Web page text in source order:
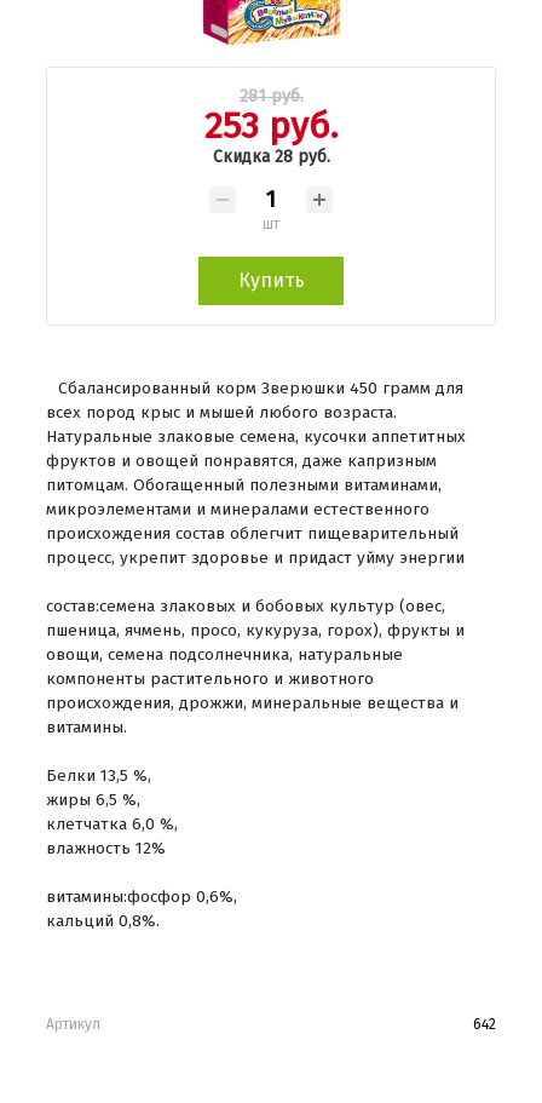
281 руб.
253 руб.
Скидка 28 руб.
шт
Купить
Сбалансированный корм Зверюшки 450 грамм для
всех пород крыс и мышей любого возраста.
Натуральные злаковые семена, кусочки аппетитных
фруктов и овощей понравятся, даже капризным
питомцам. Обогащенный полезными витаминами,
микроэлементами и минералами естественного
происхождения состав облегчит пищеварительный
процесс, укрепит здоровье и придаст уйму энергии
состав:семена злаковых и бобовых культур (овес,
пшеница, ячмень, просо, кукуруза, горох), фрукты и
овощи, семена подсолнечника, натуральные
компоненты растительного и животного
происхождения, дрожжи, минеральные вещества и
витамины.
Белки 13,5 %,
жиры 6,5 %,
клетчатка 6,0 %,
влажность 12%
витамины:фосфор 0,6%,
кальций 0,8%.
Артикул 642